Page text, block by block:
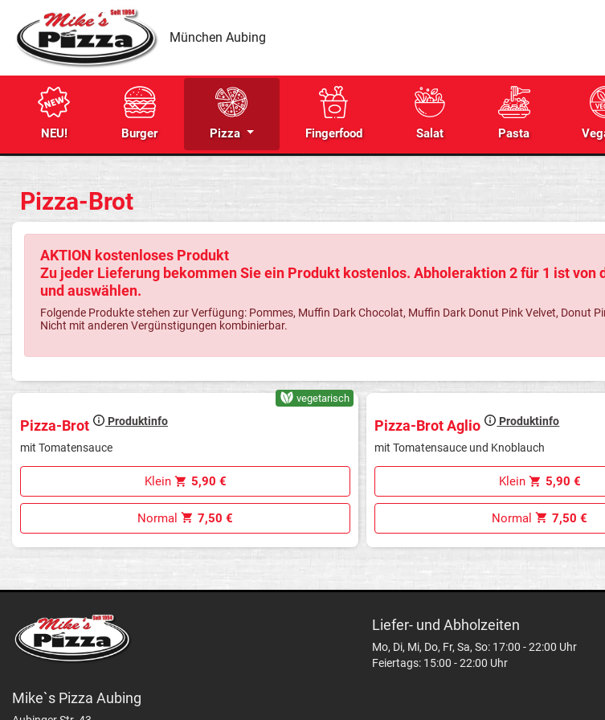
München Aubing
NEU! Burger Pizza Fingerfood Salat Pasta
Pizza-Brot
AKTION kostenloses Produkt
Zu jeder Lieferung bekommen Sie ein Produkt kostenlos. Abholeraktion 2 für 1 ist von
und auswählen.
Folgende Produkte stehen zur Verfügung: Pommes, Muffin Dark Chocolat, Muffin Dark Donut Pink Velvet, Donut
Nicht mit anderen Vergünstigungen kombinierbar.
vegetarisch
Pizza-Brot Produktinfo
mit Tomatensauce
Klein 5,90 €
Normal 7,50 €
Pizza-Brot Aglio Produktinfo
mit Tomatensauce und Knoblauch
Klein 5,90 €
Normal 7,50 €
Mike`s Pizza Aubing
Liefer- und Abholzeiten
Mo, Di, Mi, Do, Fr, Sa, So: 17:00 - 22:00 Uhr
Feiertags: 15:00 - 22:00 Uhr